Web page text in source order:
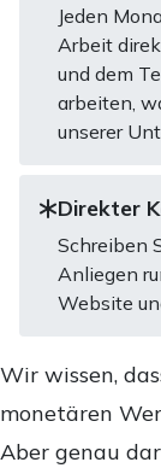
Jeden
Arbeit
und dem
arbeiten,
unserer
Direkter
Schreiben
Anliegen
Website
Wir wissen,
monetären
Aber genau